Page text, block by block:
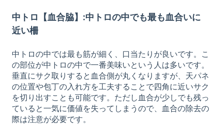
中トロ【血合脇】:中トロの中でも最も血合いに
近い柵
中トロの中では最も筋が細く、口当たりが良いです。こ
の部位が中トロの中で一番美味いという人は多いです。
垂直にサク取りすると血合側が丸くなりますが、天パネ
の位置や包丁の入れ方を工夫することで四角に近いサク
を切り出すことも可能です。ただし血合が少しでも残っ
ていると一気に価値を失ってしまうので、血合の除去の
際は注意が必要です。